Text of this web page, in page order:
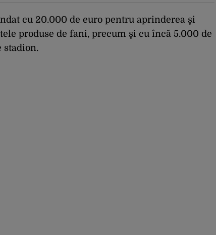
cu 20.000 de euro pentru aprinderea şi
produse de fani, precum şi cu încă 5.000 de
stadion.